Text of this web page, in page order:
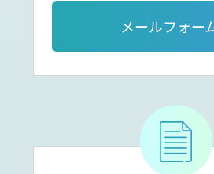
メールフォー